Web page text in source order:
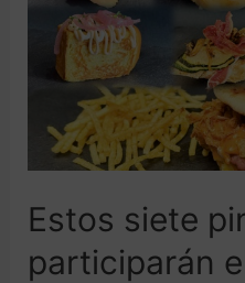
Estos siete
participarán